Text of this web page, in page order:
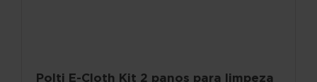
Polti E-Cloth Kit 2 panos para limpeza